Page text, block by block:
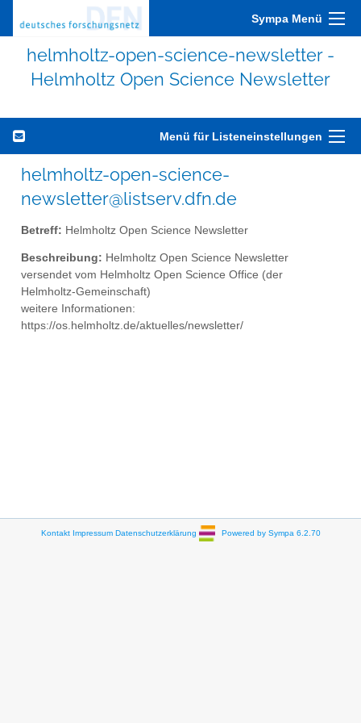
Sympa Menü
helmholtz-open-science-newsletter -
Helmholtz Open Science Newsletter
Menü für Listeneinstellungen
helmholtz-open-science-
newsletter@listserv.dfn.de
Betreff: Helmholtz Open Science Newsletter
Beschreibung: Helmholtz Open Science Newsletter
versendet vom Helmholtz Open Science Office (der
Helmholtz-Gemeinschaft)
weitere Informationen:
https://os.helmholtz.de/aktuelles/newsletter/
Kontakt Impressum Datenschutzerklärung Powered by Sympa 6.2.70